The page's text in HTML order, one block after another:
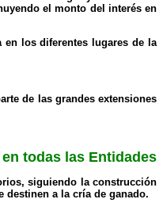
el monto del interés en
en los diferentes lugares de la
de las grandes extensiones
todas las Entidades
siguiendo la construcción
a la cría de ganado.